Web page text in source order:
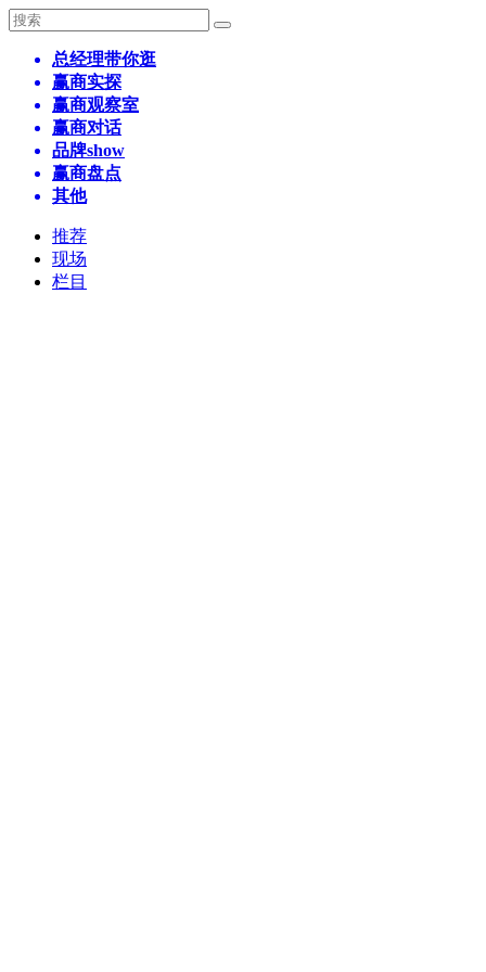
总经理带你逛
赢商实探
赢商观察室
赢商对话
品牌show
赢商盘点
其他
推荐
现场
栏目